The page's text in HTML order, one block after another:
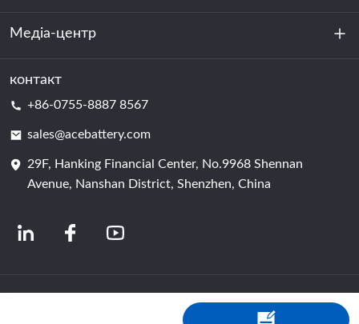
Стійкість
Зберігання енергії
Центр обробки даних та серверна кімната
Елемент батареї
Медіа-центр
Новини
контакт
+86-0755-8887 8567
sales@acebattery.com
29F, Hanking Financial Center, No.9968 Shennan
Avenue, Nanshan District, Shenzhen, China
© 2024 Китайські виробники літій-іонних акумуляторів | Завод і компанія з
виробництва літієвих акумуляторів | Акумулятор ACE від Shopastro